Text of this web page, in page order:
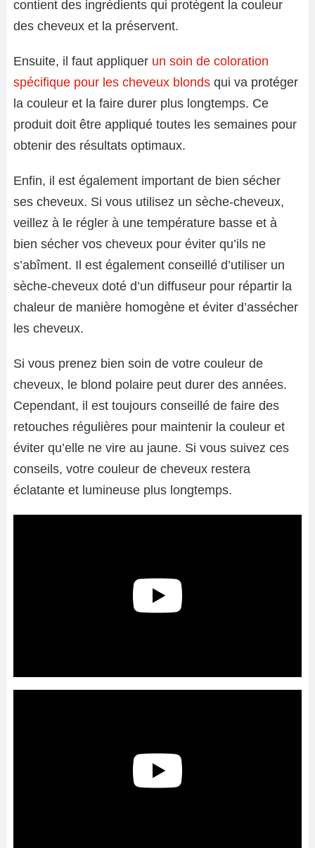
contient des ingrédients qui protègent la couleur
des cheveux et la préservent.
Ensuite, il faut appliquer un soin de coloration
spécifique pour les cheveux blonds qui va protéger
la couleur et la faire durer plus longtemps. Ce
produit doit être appliqué toutes les semaines pour
obtenir des résultats optimaux.
Enfin, il est également important de bien sécher
ses cheveux. Si vous utilisez un sèche-cheveux,
veillez à le régler à une température basse et à
bien sécher vos cheveux pour éviter qu’ils ne
s’abîment. Il est également conseillé d’utiliser un
sèche-cheveux doté d’un diffuseur pour répartir la
chaleur de manière homogène et éviter d’assécher
les cheveux.
Si vous prenez bien soin de votre couleur de
cheveux, le blond polaire peut durer des années.
Cependant, il est toujours conseillé de faire des
retouches régulières pour maintenir la couleur et
éviter qu’elle ne vire au jaune. Si vous suivez ces
conseils, votre couleur de cheveux restera
éclatante et lumineuse plus longtemps.